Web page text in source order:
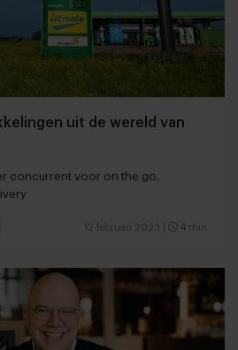
uit de wereld van
concurrent voor on the go,
12 februari 2023 4 min